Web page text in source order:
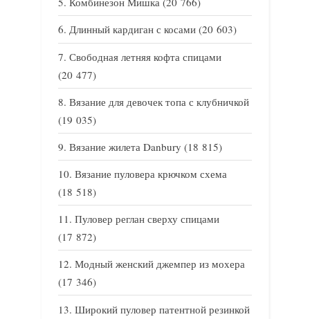
Длинный кардиган с косами (20 603)
Свободная летняя кофта спицами
(20 477)
Вязание для девочек топа с клубничкой
(19 035)
Вязание жилета Danbury (18 815)
Вязание пуловера крючком схема
(18 518)
Пуловер реглан сверху спицами
(17 872)
Модный женский джемпер из мохера
(17 346)
Широкий пуловер патентной резинкой